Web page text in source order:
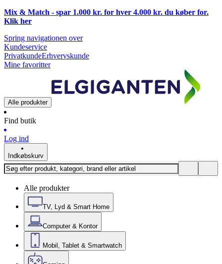
Mix & Match - spar 1.000 kr. for hver 4.000 kr. du køber for.
Klik her
Spring navigationen over
Kundeservice
PrivatkundeErhvervskunde
Mine favoritter
Alle produkter
Find butik
Log ind
Indkøbskurv
Alle produkter
TV, Lyd & Smart Home
Computer & Kontor
Mobil, Tablet & Smartwatch